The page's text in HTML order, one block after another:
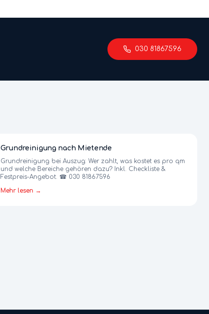
030 81867596
Grundreinigung nach Mietende
Grundreinigung bei Auszug: Wer zahlt, was kostet es pro qm
und welche Bereiche gehören dazu? Inkl. Checkliste &
Festpreis-Angebot. ☎ 030 81867596
Mehr lesen →